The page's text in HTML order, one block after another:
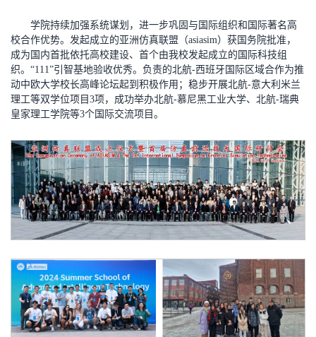
学院持续加强系统谋划，进一步巩固与国际组织和国际著名高
校合作优势。发起成立的亚洲仿真联盟（asiasim）获国务院批准，
成为国内首批依托高校建设、首个由我校发起成立的国际科技组
织。“111”引智基地验收优秀。负责的北航-西班牙国际区域合作为推
动中欧大学校长高峰论坛起到积极作用；稳步开展北航-意大利米兰
理工等双学位项目3项，成功举办北航-慕尼黑工业大学、北航-瑞典
皇家理工学院等3个国际交流项目。